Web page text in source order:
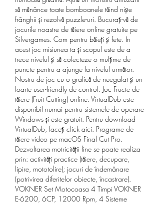
să mănânce toate bomboanele tăind niște
frânghii și rezolvă puzzle-uri. Bucurați-vă de
jocurile noastre de tăiere online gratuite pe
Silvergames. Com pentru băieți și fete. In
acest joc misiunea ta și scopul este de a
trece nivelul și să colecteze o mulțime de
puncte pentru a ajunge la nivelul următor.
Nostru de joc cu o grafică de neegalat și un
foarte user-friendly de control. Joc Fructe de
tăiere (Fruit Cutting) online. VirtualDub este
disponibil numai pentru sistemele de operare
Windows și este gratuit. Pentru download
VirtualDub, faceți click aici. Programe de
tăiere video pe macOS Final Cut Pro.
Dezvoltarea motricității fine se poate realiza
prin: activități practice (tăiere, decupare,
lipire, mototolire); jocuri de îndemânare
(potrivirea diferitelor obiecte, încastrare).
VOKNER Set Motocoasa 4 Timpi VOKNER
E-6200, 6CP, 12000 Rpm, 4 Sisteme